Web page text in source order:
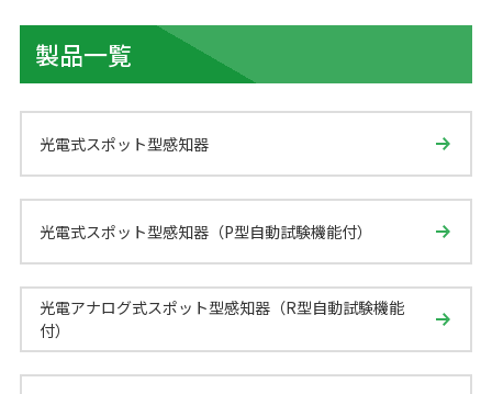
製品一覧
光電式スポット型感知器
光電式スポット型感知器（P型自動試験機能付）
光電アナログ式スポット型感知器（R型自動試験機能
付）